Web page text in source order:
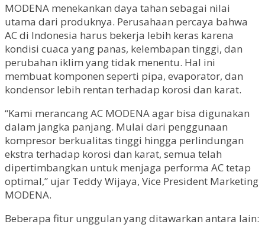
MODENA menekankan daya tahan sebagai nilai
utama dari produknya. Perusahaan percaya bahwa
AC di Indonesia harus bekerja lebih keras karena
kondisi cuaca yang panas, kelembapan tinggi, dan
perubahan iklim yang tidak menentu. Hal ini
membuat komponen seperti pipa, evaporator, dan
kondensor lebih rentan terhadap korosi dan karat.
“Kami merancang AC MODENA agar bisa digunakan
dalam jangka panjang. Mulai dari penggunaan
kompresor berkualitas tinggi hingga perlindungan
ekstra terhadap korosi dan karat, semua telah
dipertimbangkan untuk menjaga performa AC tetap
optimal,” ujar Teddy Wijaya, Vice President Marketing
MODENA.
Beberapa fitur unggulan yang ditawarkan antara lain: